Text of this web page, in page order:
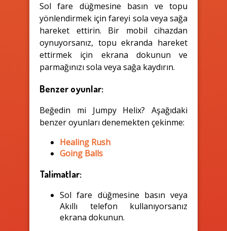
Sol fare düğmesine basın ve topu
yönlendirmek için fareyi sola veya sağa
hareket ettirin. Bir mobil cihazdan
oynuyorsanız, topu ekranda hareket
ettirmek için ekrana dokunun ve
parmağınızı sola veya sağa kaydırın.
Benzer oyunlar:
Beğedin mi Jumpy Helix? Aşağıdaki
benzer oyunları denemekten çekinme:
Healing Rush
Going Balls
Talimatlar:
Sol fare düğmesine basın veya
Akıllı telefon kullanıyorsanız
ekrana dokunun.